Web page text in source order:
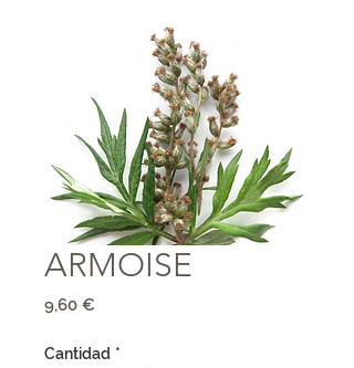
ARMOISE
9,60 €
Cantidad *